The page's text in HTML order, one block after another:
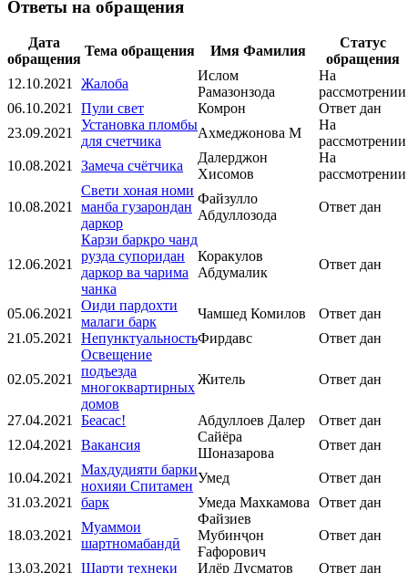
Ответы на обращения
Дата
обращения
Тема обращения Имя Фамилия
Статус
обращения
12.10.2021
Жалоба
Ислом
Рамазонзода
На
рассмотрении
06.10.2021
Пули свет Комрон
Ответ дан
23.09.2021
Установка пломбы
для счетчика
Ахмеджонова М
На
рассмотрении
10.08.2021
Замеча счётчика
Далерджон
Хисомов
На
рассмотрении
10.08.2021
Свети хоная номи
манба гузарондан
даркор
Файзулло
Абдуллозода
Ответ дан
12.06.2021
Карзи баркро чанд
рузда супоридан
даркор ва чарима
чанка
Коракулов
Абдумалик
Ответ дан
05.06.2021
Оиди пардохти
малаги барк
Чамшед Комилов
Ответ дан
21.05.2021
НепунктуальностьФирдавс Ответ дан
02.05.2021
Освещение
подъезда
многоквартирных
домов
Житель Ответ дан
27.04.2021 Беасас! Абдуллоев Далер
Ответ дан
12.04.2021
Вакансия
Сайёра
Шоназарова
Ответ дан
10.04.2021
Махдудияти барки
нохияи Спитамен
Умед
Ответ дан
31.03.2021
барк Умеда Махкамова Ответ дан
18.03.2021
Муаммои
шартномабандӣ
Файзиев
Мубинҷон
Ғафорович
Ответ дан
13.03.2021 Шарти технеки Илёр Дусматов
Ответ дан